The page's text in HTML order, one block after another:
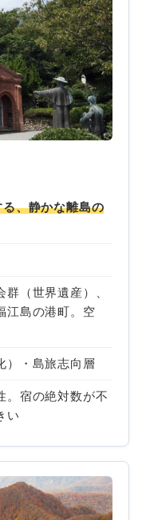
、静かな離島の
（世界遺産）、
江島の港町。空
）・島旅志向層
。宿の絶対数が不
い